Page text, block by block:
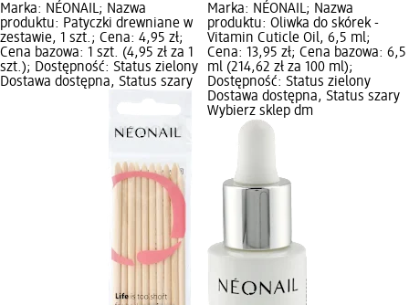
Marka: NÉONAIL; Nazwa
produktu: Patyczki drewniane w
zestawie, 1 szt.; Cena: 4,95 zł;
Cena bazowa: 1 szt. (4,95 zł za 1
szt.); Dostępność: Status zielony
Dostawa dostępna, Status szary
Marka: NÉONAIL; Nazwa
produktu: Oliwka do skórek -
Vitamin Cuticle Oil, 6,5 ml;
Cena: 13,95 zł; Cena bazowa: 6,5
ml (214,62 zł za 100 ml);
Dostępność: Status zielony
Dostawa dostępna, Status szary
Wybierz sklep dm